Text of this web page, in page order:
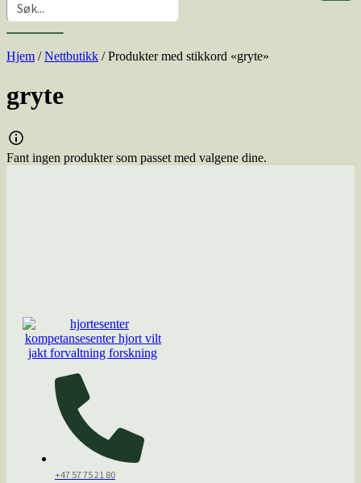
Hjem /Nettbutikk / Produkter med stikkord «gryte»
gryte
Fant ingen produkter som passet med valgene dine.
+47 57 75 21 80